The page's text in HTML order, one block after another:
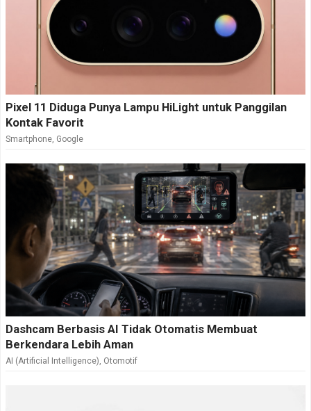
Pixel 11 Diduga Punya Lampu HiLight untuk Panggilan
Kontak Favorit
Smartphone, Google
Dashcam Berbasis AI Tidak Otomatis Membuat
Berkendara Lebih Aman
AI (Artificial Intelligence), Otomotif